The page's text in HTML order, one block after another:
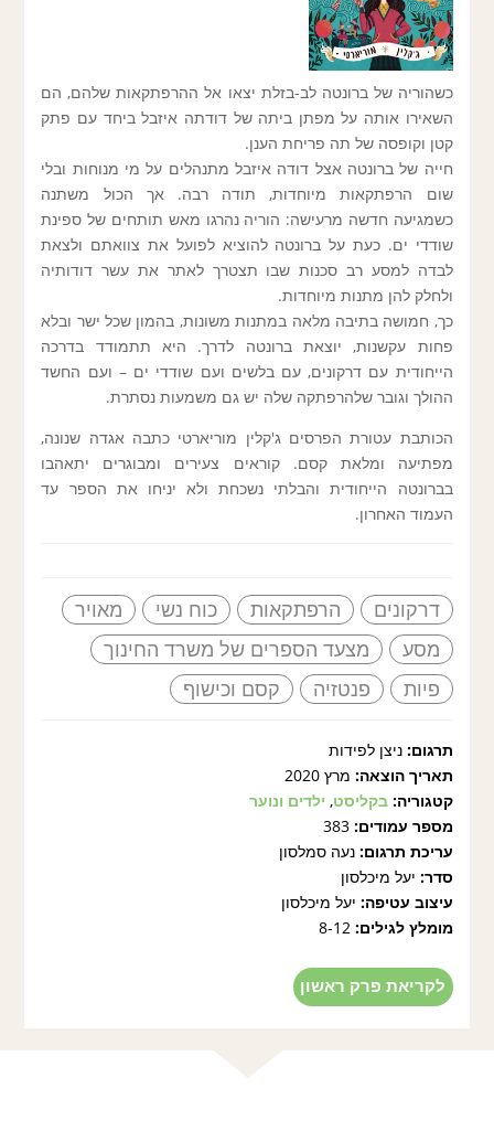
כשהוריה של ברונטה לב-בזלת יצאו אל ההרפתקאות שלהם, הם
השאירו אותה על מפתן ביתה של דודתה איזבל ביחד עם פתק
קטן וקופסה של תה פריחת הענן.
חייה של ברונטה אצל דודה איזבל מתנהלים על מי מנוחות ובלי
שום הרפתקאות מיוחדות, תודה רבה. אך הכול משתנה
כשמגיעה חדשה מרעישה: הוריה נהרגו מאש תותחים של ספינת
שודדי ים. כעת על ברונטה להוציא לפועל את צוואתם ולצאת
לבדה למסע רב סכנות שבו תצטרך לאתר את עשר דודותיה
ולחלק להן מתנות מיוחדות.
כך, חמושה בתיבה מלאה במתנות משונות, בהמון שכל ישר ובלא
פחות עקשנות, יוצאת ברונטה לדרך. היא תתמודד בדרכה
הייחודית עם דרקונים, עם בלשים ועם שודדי ים – ועם החשד
ההולך וגובר שלהרפתקה שלה יש גם משמעות נסתרת.
הכותבת עטורת הפרסים ג'קלין מוריארטי כתבה אגדה שנונה,
מפתיעה ומלאת קסם. קוראים צעירים ומבוגרים יתאהבו
בברונטה הייחודית והבלתי נשכחת ולא יניחו את הספר עד
העמוד האחרון.
דרקונים הרפתקאות כוח נשי
מאויר
מסע
מצעד הספרים של משרד החינוך
פיות
פנטזיה קסם וכישוף
לקריאת פרק ראשון
תרגום:ניצן לפידות
תאריך הוצאה: מרץ 2020
קטגוריה:בקליסט, ילדים ונוער
מספר עמודים:383
עריכת תרגום:נעה סמלסון
סדר: יעל מיכלסון
עיצוב עטיפה: יעל מיכלסון
מומלץ לגילים:8-12